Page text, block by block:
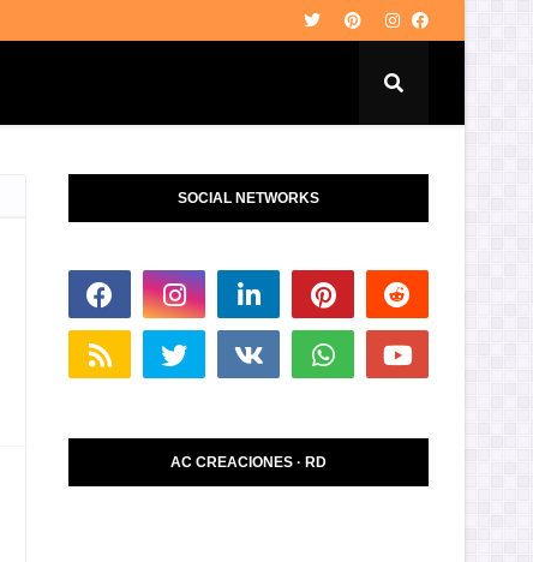
SOCIAL NETWORKS
AC CREACIONES · RD